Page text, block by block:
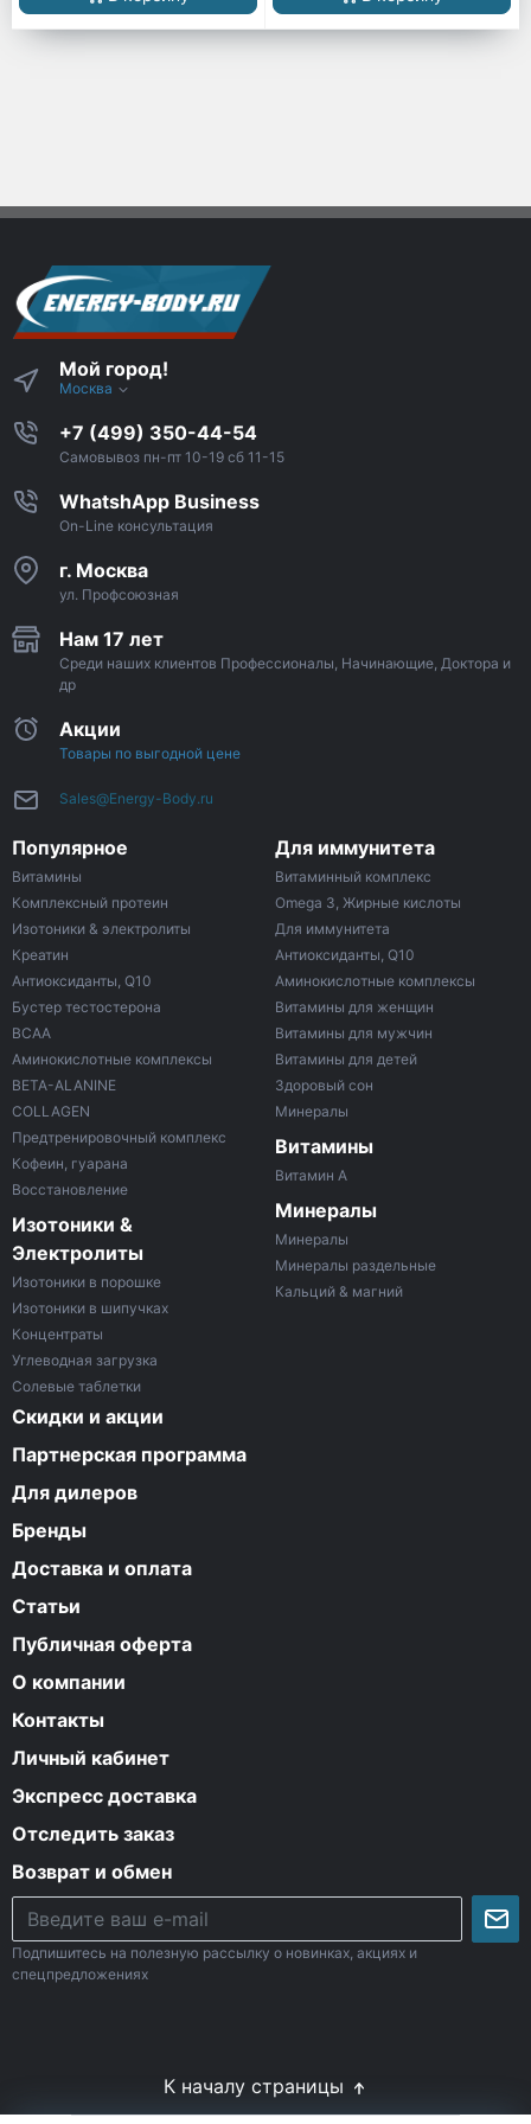
Мой город!
Москва
+7 (499) 350-44-54
Самовывоз пн-пт 10-19 сб 11-15
WhatshApp Business
On-Line консультация
г. Москва
ул. Профсоюзная
Нам 17 лет
Среди наших клиентов Профессионалы, Начинающие, Доктора и
др
Акции
Товары по выгодной цене
Sales@Energy-Body.ru
Популярное
Витамины
Комплексный протеин
Изотоники & электролиты
Креатин
Антиоксиданты, Q10
Бустер тестостерона
ВСАА
Аминокислотные комплексы
BETA-ALANINE
COLLAGEN
Предтренировочный комплекс
Кофеин, гуарана
Восстановление
Изотоники &
Электролиты
Изотоники в порошке
Изотоники в шипучках
Концентраты
Углеводная загрузка
Солевые таблетки
Для иммунитета
Витаминный комплекс
Omega 3, Жирные кислоты
Для иммунитета
Антиоксиданты, Q10
Аминокислотные комплексы
Витамины для женщин
Витамины для мужчин
Витамины для детей
Здоровый сон
Минералы
Витамины
Витамин A
Минералы
Минералы
Минералы раздельные
Кальций & магний
Скидки и акции
Партнерская программа
Для дилеров
Бренды
Доставка и оплата
Статьи
Публичная оферта
О компании
Контакты
Личный кабинет
Экспресс доставка
Отследить заказ
Возврат и обмен
Подпишитесь на полезную рассылку о новинках, акциях и
спецпредложениях
К началу страницы